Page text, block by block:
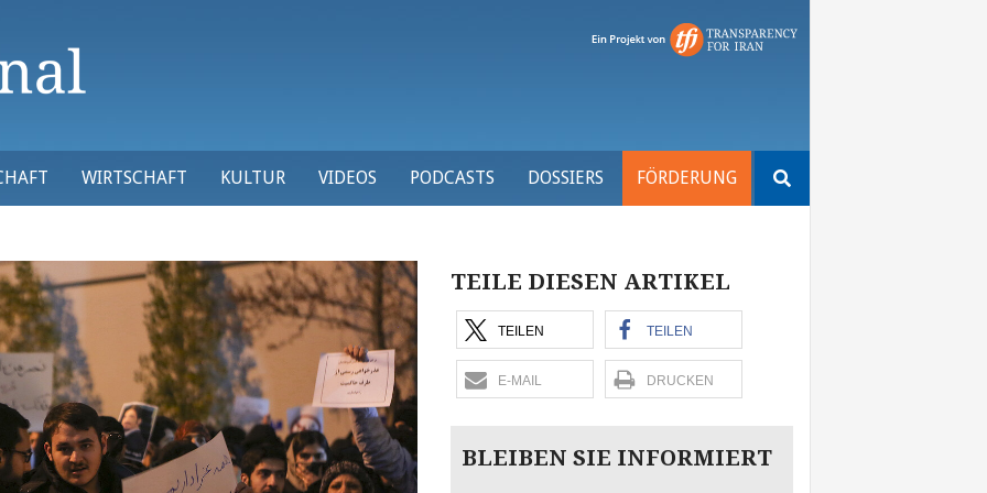
WIRTSCHAFT KULTUR VIDEOS PODCASTS DOSSIERS FÖRDERUNG
nach:
TEILE DIESEN ARTIKEL
TEILEN TEILEN
E-MAIL DRUCKEN
BLEIBEN SIE INFORMIERT